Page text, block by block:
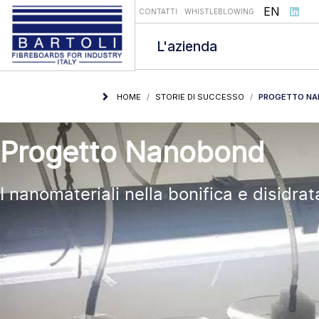
CONTATTI WHISTLEBLOWING Seleziona
EN
L'azienda
HOME STORIE DI SUCCESSO PROGETTO
Progetto Nanobond
I nanomateriali nella bonifica e